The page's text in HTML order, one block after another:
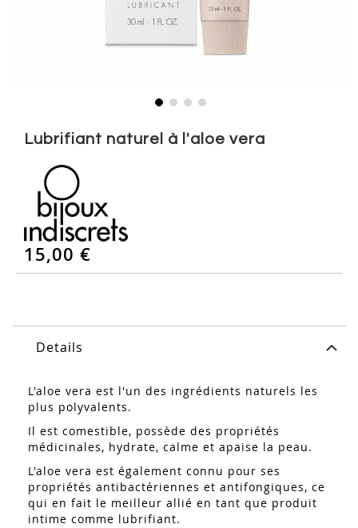
beginning
images
gallery
Lubrifiant naturel à l'aloe vera
15,00 €
Details
L'aloe vera est l'un des ingrédients naturels les
plus polyvalents.
Il est comestible, possède des propriétés
médicinales, hydrate, calme et apaise la peau.
L'aloe vera est également connu pour ses
propriétés antibactériennes et antifongiques, ce
qui en fait le meilleur allié en tant que produit
intime comme lubrifiant.